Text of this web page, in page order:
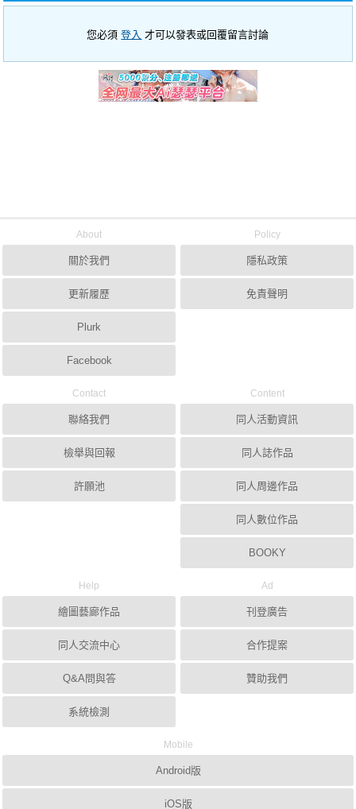
您必須登入 才可以發表或回覆留言討論
About
關於我們
更新履歷
Plurk
Facebook
Policy
隱私政策
免責聲明
Contact
聯絡我們
檢舉與回報
許願池
Content
同人活動資訊
同人誌作品
同人周邊作品
同人數位作品
BOOKY
Help
繪圖藝廊作品
同人交流中心
Q&A問與答
系統檢測
Ad
刊登廣告
合作提案
贊助我們
Mobile
Android版
iOS版